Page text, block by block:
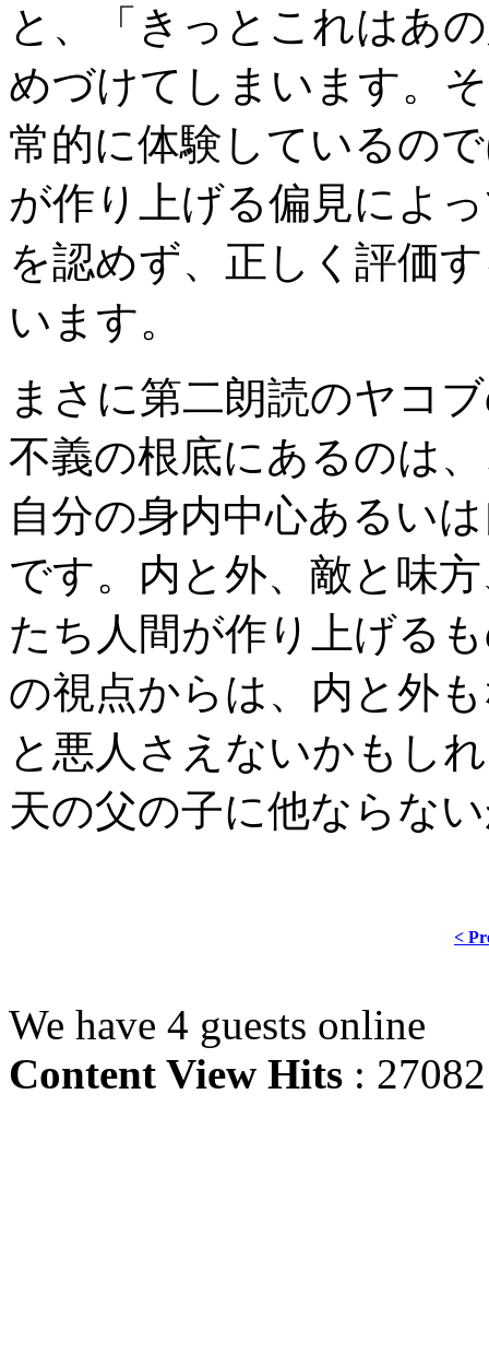
と、「きっとこれはあ
めづけてしまいます。
常的に体験しているの
が作り上げる偏見によ
を認めず、正しく評価
います。
まさに第二朗読のヤコ
不義の根底にあるのは
自分の身内中心あるい
です。内と外、敵と味
たち人間が作り上げる
の視点からは、内と外
と悪人さえないかもし
天の父の子に他ならな
<
We have 4 guests online
Content View Hits :